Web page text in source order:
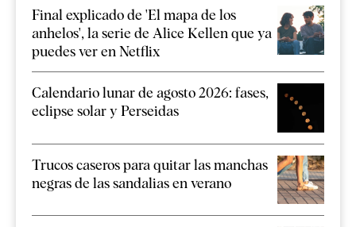
Final explicado de 'El mapa de los
anhelos', la serie de Alice Kellen que ya
puedes ver en Netflix
Calendario lunar de agosto 2026: fases,
eclipse solar y Perseidas
Trucos caseros para quitar las manchas
negras de las sandalias en verano